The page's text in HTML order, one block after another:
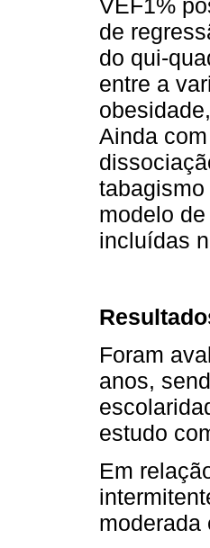
VEF1%
de
do qui-
entre a
Ainda
modelo
incluídas
Foram
anos,
estudo
Em
moderada